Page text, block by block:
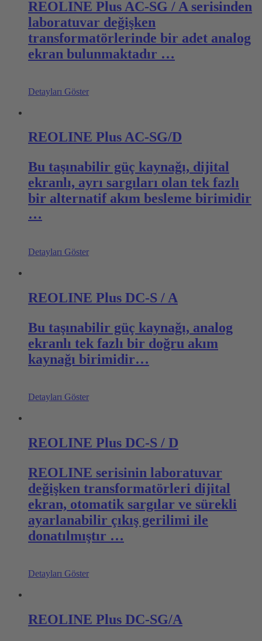
REOLINE Plus AC-SG / A serisinden
laboratuvar değişken
transformatörlerinde bir adet analog
ekran bulunmaktadır …
Detayları Göster
REOLINE Plus AC-SG/D
Bu taşınabilir güç kaynağı, dijital
ekranlı, ayrı sargıları olan tek fazlı
bir alternatif akım besleme birimidir
…
Detayları Göster
REOLINE Plus DC-S / A
Bu taşınabilir güç kaynağı, analog
ekranlı tek fazlı bir doğru akım
kaynağı birimidir…
Detayları Göster
REOLINE Plus DC-S / D
REOLINE serisinin laboratuvar
değişken transformatörleri dijital
ekran, otomatik sargılar ve sürekli
ayarlanabilir çıkış gerilimi ile
donatılmıştır …
Detayları Göster
REOLINE Plus DC-SG/A